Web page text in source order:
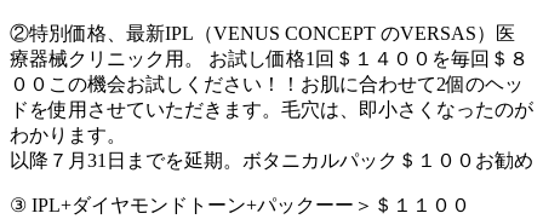
②特別価格、最新IPL（VENUS CONCEPT のVERSAS）医
療器械クリニック用。 お試し価格1回＄１４００を毎回＄８
００この機会お試しください！！お肌に合わせて2個のヘッ
ドを使用させていただきます。毛穴は、即小さくなったのが
わかります。
以降７月31日までを延期。ボタニカルパック＄１００お勧め
③ IPL+ダイヤモンドトーン+パックーー＞＄１１００